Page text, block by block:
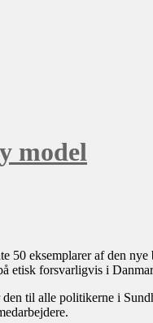
model
eksemplarer af den
etisk forsvarligvis i
til alle politikerne i